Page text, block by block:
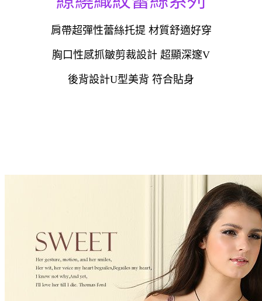
肩帶超彈性蕾絲托提 材質舒適好穿
胸口性感抓皺剪裁設計 超顯深邃V
後背設計U型美背 符合貼身